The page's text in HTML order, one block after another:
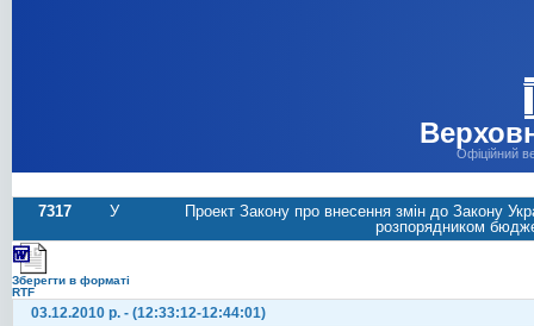
Офіційний
7317 У
Проект Закону про внесення змін до Закону
розпорядником
Зберегти в форматі
RTF
03.12.2010 р. - (12:33:12-12:44:01)